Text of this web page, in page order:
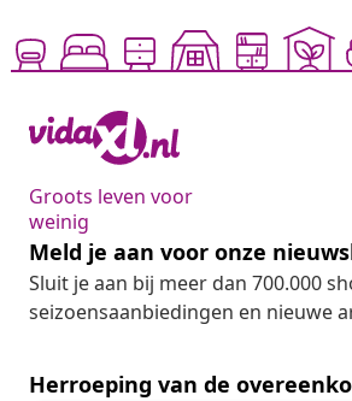
Groots leven voor
weinig
Meld je aan voor onze
Sluit je aan bij meer dan 700.000
seizoensaanbiedingen en nieuwe
Herroeping van de